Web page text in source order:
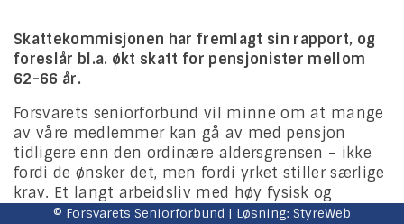
Skattekommisjonen har fremlagt sin rapport, og
foreslår bl.a. økt skatt for pensjonister mellom
62-66 år.
Forsvarets seniorforbund vil minne om at mange
av våre medlemmer kan gå av med pensjon
tidligere enn den ordinære aldersgrensen – ikke
fordi de ønsker det, men fordi yrket stiller særlige
krav. Et langt arbeidsliv med høy fysisk og
psykisk belastning, krav til beredskap, operativ
© Forsvarets Seniorforbund | Løsning: StyreWeb